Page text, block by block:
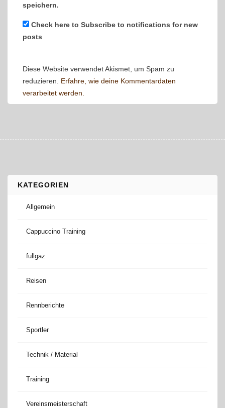
speichern.
Check here to Subscribe to notifications for new
posts
Diese Website verwendet Akismet, um Spam zu
reduzieren. Erfahre, wie deine Kommentardaten
verarbeitet werden.
KATEGORIEN
Allgemein
Cappuccino Training
fullgaz
Reisen
Rennberichte
Sportler
Technik / Material
Training
Vereinsmeisterschaft